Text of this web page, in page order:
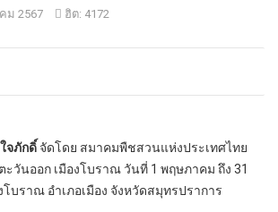
ม 2567 ฮิต: 4172
จภักดิ์ จัดโดย สมาคมพืชสวนแห่งประเทศไทย
วันออก เมืองโบราณ วันที่ 1 พฤษภาคม ถึง 31
บราณ อําเภอเมือง จังหวัดสมุทรปราการ